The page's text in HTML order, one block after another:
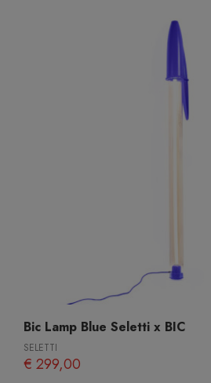
Bic Lamp Blue Seletti x BIC
SELETTI
€ 299,00